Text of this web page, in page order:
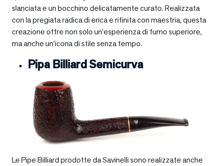
slanciata e un bocchino delicatamente curato. Realizzata
con la pregiata radica di erica e rifinita con maestria, questa
creazione offre non solo un’esperienza di fumo superiore,
ma anche un’icona di stile senza tempo.
Pipa Billiard Semicurva
Le Pipe Billiard prodotte da Savinelli sono realizzate anche